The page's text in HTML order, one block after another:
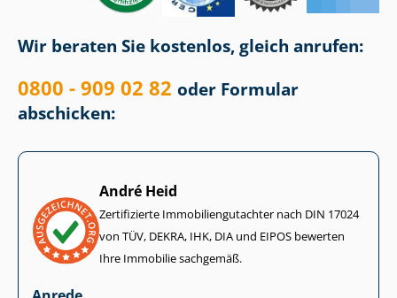
Wir beraten Sie kostenlos, gleich anrufen:
0800 - 909 02 82 oder Formular
abschicken:
André Heid
Zertifizierte Im­mo­bi­li­en­gut­ach­ter nach DIN 17024
von TÜV, DEKRA, IHK, DIA und EIPOS bewerten
Ihre Immobilie sachgemäß.